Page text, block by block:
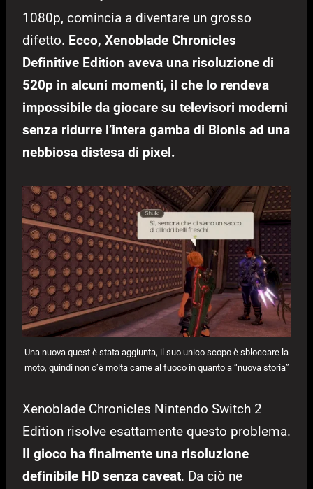
1080p, comincia a diventare un grosso
difetto. Ecco, Xenoblade Chronicles
Definitive Edition aveva una risoluzione di
520p in alcuni momenti, il che lo rendeva
impossibile da giocare su televisori moderni
senza ridurre l’intera gamba di Bionis ad una
nebbiosa distesa di pixel.
Una nuova quest è stata aggiunta, il suo unico scopo è sbloccare la
moto, quindi non c’è molta carne al fuoco in quanto a “nuova storia”
Xenoblade Chronicles Nintendo Switch 2
Edition risolve esattamente questo problema.
Il gioco ha finalmente una risoluzione
definibile HD senza caveat. Da ciò ne